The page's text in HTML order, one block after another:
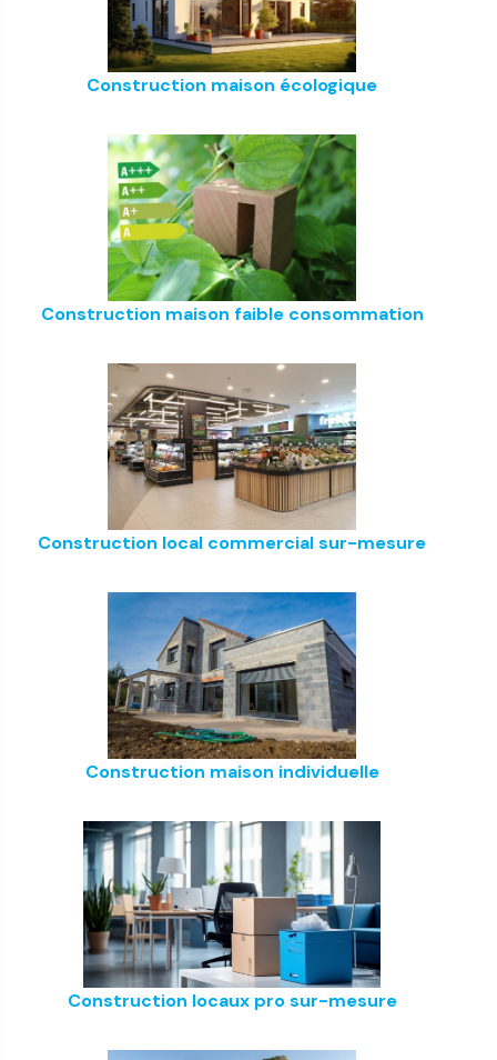
Construction maison écologique
Construction maison faible consommation
Construction local commercial sur-mesure
Construction maison individuelle
Construction locaux pro sur-mesure